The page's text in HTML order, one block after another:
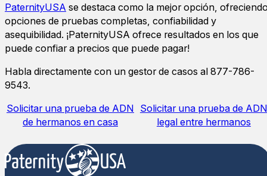
PaternityUSA se destaca como la mejor opción,
opciones de pruebas completas, confiabilidad y
asequibilidad. ¡PaternityUSA ofrece resultados en los que
puede confiar a precios que puede pagar!
Habla directamente con un gestor de casos al 877-786-
9543.
Solicitar una prueba de ADN
de hermanos en casa
Solicitar una prueba de ADN
legal entre hermanos